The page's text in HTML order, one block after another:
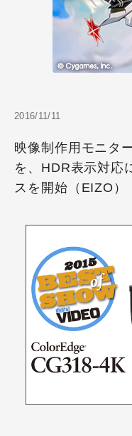
2016/11/11
映像制作用モニタ
を、HDR表示対応
スを開始（EIZO）